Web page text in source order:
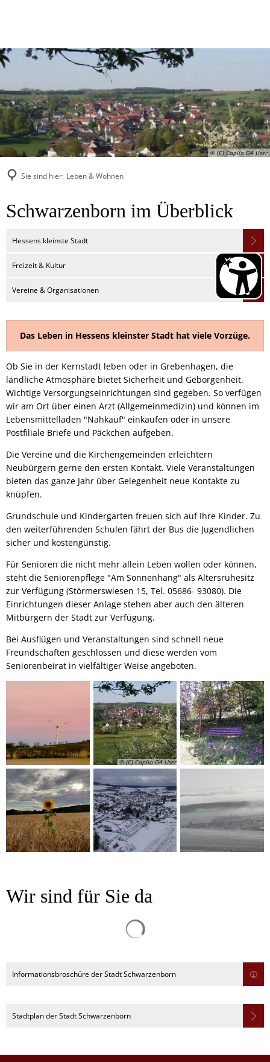
© (C) Caplio G4 User
Sie sind hier: Leben & Wohnen
Leben
&
Wohnen
Schwarzenborn im Überblick
Hessens kleinste Stadt
Freizeit & Kultur
Vereine & Organisationen
Das Leben in Hessens kleinster Stadt hat viele Vorzüge.
Ob Sie in der Kernstadt leben oder in Grebenhagen, die
ländliche Atmosphäre bietet Sicherheit und Geborgenheit.
Wichtige Versorgungseinrichtungen sind gegeben. So verfügen
wir am Ort über einen Arzt (Allgemeinmedizin) und können im
Lebensmittelladen "Nahkauf" einkaufen oder in unsere
Postfiliale Briefe und Päckchen aufgeben.
Die Vereine und die Kirchengemeinden erleichtern
Neubürgern gerne den ersten Kontakt. Viele Veranstaltungen
bieten das ganze Jahr über Gelegenheit neue Kontakte zu
knüpfen.
Grundschule und Kindergarten freuen sich auf Ihre Kinder. Zu
den weiterführenden Schulen fährt der Bus die Jugendlichen
sicher und kostengünstig.
Für Senioren die nicht mehr allein Leben wollen oder können,
steht die Seniorenpflege "Am Sonnenhang" als Altersruhesitz
zur Verfügung (Störmerswiesen 15, Tel. 05686- 93080). Die
Einrichtungen dieser Anlage stehen aber auch den älteren
Mitbürgern der Stadt zur Verfügung.
Bei Ausflügen und Veranstaltungen sind schnell neue
Freundschaften geschlossen und diese werden vom
Seniorenbeirat in vielfältiger Weise angeboten.
© (C) Caplio G4 User
Wir sind für Sie da
Informationsbroschüre der Stadt Schwarzenborn
Stadtplan der Stadt Schwarzenborn